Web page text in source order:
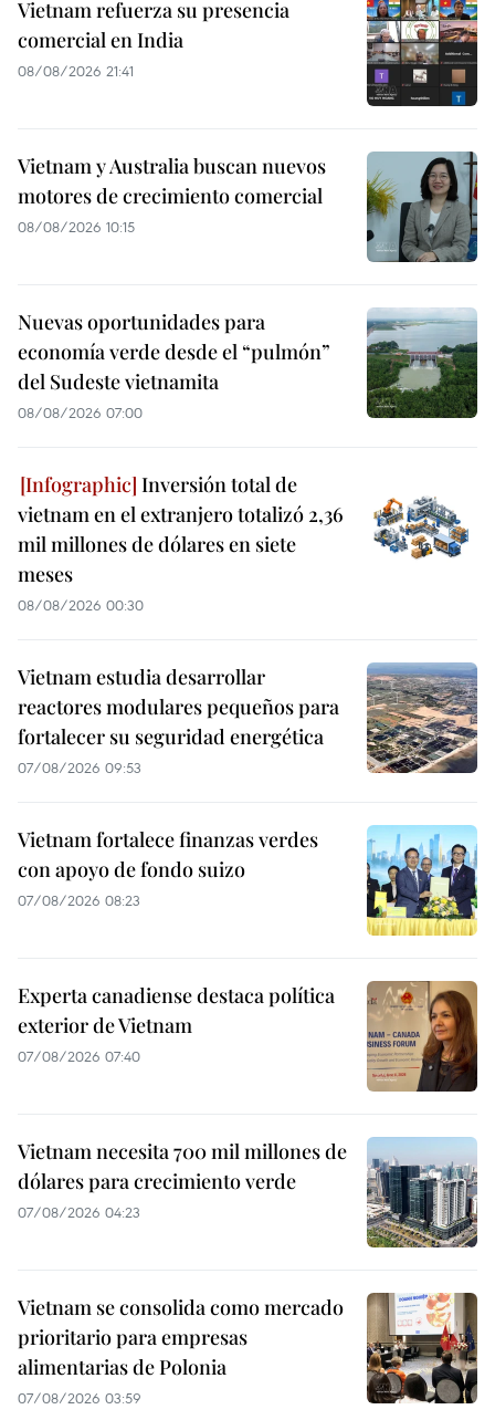
Vietnam refuerza su presencia
comercial en India
08/08/2026 21:41
Vietnam y Australia buscan nuevos
motores de crecimiento comercial
08/08/2026 10:15
Nuevas oportunidades para
economía verde desde el “pulmón”
del Sudeste vietnamita
08/08/2026 07:00
Inversión total de
vietnam en el extranjero totalizó 2,36
mil millones de dólares en siete
meses
08/08/2026 00:30
Vietnam estudia desarrollar
reactores modulares pequeños para
fortalecer su seguridad energética
07/08/2026 09:53
Vietnam fortalece finanzas verdes
con apoyo de fondo suizo
07/08/2026 08:23
Experta canadiense destaca política
exterior de Vietnam
07/08/2026 07:40
Vietnam necesita 700 mil millones de
dólares para crecimiento verde
07/08/2026 04:23
Vietnam se consolida como mercado
prioritario para empresas
alimentarias de Polonia
07/08/2026 03:59